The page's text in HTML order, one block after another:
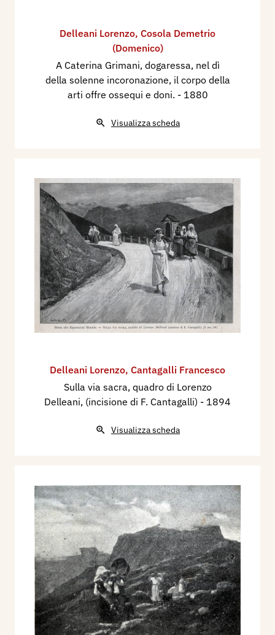
Delleani Lorenzo, Cosola Demetrio
(Domenico)
A Caterina Grimani, dogaressa, nel dì
della solenne incoronazione, il corpo della
arti offre ossequi e doni. - 1880
Visualizza scheda
Delleani Lorenzo, Cantagalli Francesco
Sulla via sacra, quadro di Lorenzo
Delleani, (incisione di F. Cantagalli) - 1894
Visualizza scheda